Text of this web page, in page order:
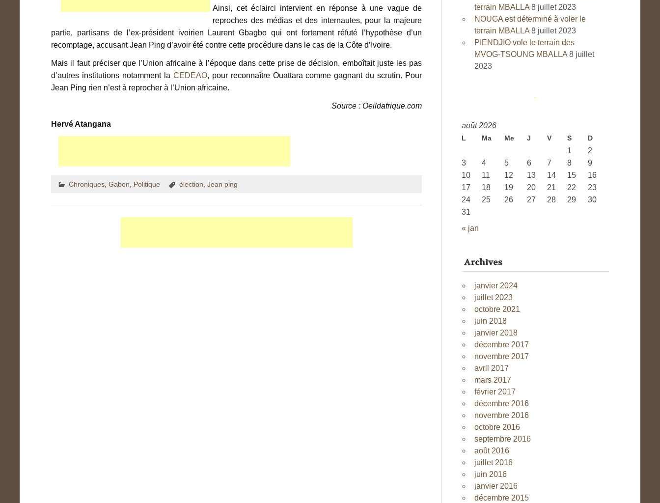
Ainsi, cet éclairci intervient en réponse à une vague de
reproches des médias et des internautes, pour la majeure
partie, partisans de l’ex-président ivoirien Laurent Gbagbo qui ont fortement réfuté l’hypothèse d’un
recomptage, accusant Jean Ping d’avoir été contre cette procédure dans le cas de la Côte d’Ivoire.
Mais il faut préciser que l’Union africaine à l’époque dans cette prise de décision, emboîtait juste les pas
d’autres institutions notamment la CEDEAO, pour reconnaître Ouattara comme gagnant du scrutin. Pour
Jean Ping rien n’est à reprocher à l’Union africaine.
Source : Oeildafrique.com
Hervé Atangana
Chroniques, Gabon Politique élection ,Jean ping
terrain MBALLA 8 juillet 2023
NOUGA est déterminé à voler le
terrain MBALLA 8 juillet 2023
PIENDJIO vole le terrain des
MVOG-TSOUNG MBALLA 8 juillet
2023
août 2026
L Ma Me J V S D
« jan
1
2
3
4 5 6 7 8
9
10
11 12 13 14 15
16
17
18 19 20 21 22
23
24
25 26 27 28 29
30
31
Archives
janvier 2024
juillet 2023
octobre 2021
juin 2018
janvier 2018
décembre 2017
novembre 2017
avril 2017
mars 2017
février 2017
décembre 2016
novembre 2016
octobre 2016
septembre 2016
août 2016
juillet 2016
juin 2016
janvier 2016
décembre 2015